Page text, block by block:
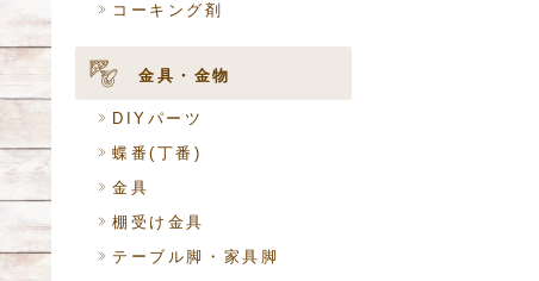
コーキング剤
金具・金物
DIYパーツ
蝶番(丁番)
金具
棚受け金具
テーブル脚・家具脚